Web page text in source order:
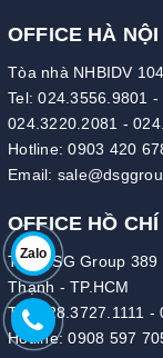
Zalo
OFFICE HÀ NỘI
Tòa nhà NHBIDV
Tel:024.3556.9801 -
024.3220.2081 -
Hotline:0903 420
Email:
OFFICE HỒ CHÍ
Tòa DSG Group
Thạnh - TP.HCM
Tel:
028.3727.1111 -
Hotline:0908 597